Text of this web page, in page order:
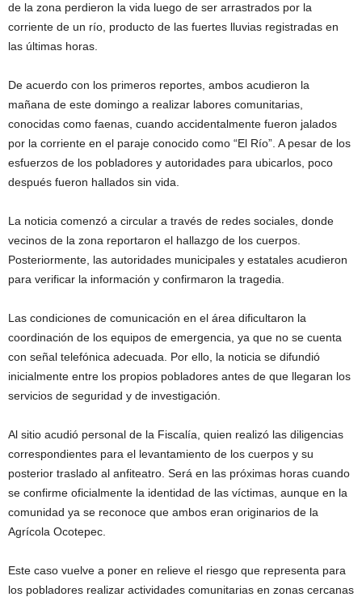
de la zona perdieron la vida luego de ser arrastrados por la
corriente de un río, producto de las fuertes lluvias registradas en
las últimas horas.
De acuerdo con los primeros reportes, ambos acudieron la
mañana de este domingo a realizar labores comunitarias,
conocidas como faenas, cuando accidentalmente fueron jalados
por la corriente en el paraje conocido como “El Río”. A pesar de los
esfuerzos de los pobladores y autoridades para ubicarlos, poco
después fueron hallados sin vida.
La noticia comenzó a circular a través de redes sociales, donde
vecinos de la zona reportaron el hallazgo de los cuerpos.
Posteriormente, las autoridades municipales y estatales acudieron
para verificar la información y confirmaron la tragedia.
Las condiciones de comunicación en el área dificultaron la
coordinación de los equipos de emergencia, ya que no se cuenta
con señal telefónica adecuada. Por ello, la noticia se difundió
inicialmente entre los propios pobladores antes de que llegaran los
servicios de seguridad y de investigación.
Al sitio acudió personal de la Fiscalía, quien realizó las diligencias
correspondientes para el levantamiento de los cuerpos y su
posterior traslado al anfiteatro. Será en las próximas horas cuando
se confirme oficialmente la identidad de las víctimas, aunque en la
comunidad ya se reconoce que ambos eran originarios de la
Agrícola Ocotepec.
Este caso vuelve a poner en relieve el riesgo que representa para
los pobladores realizar actividades comunitarias en zonas cercanas